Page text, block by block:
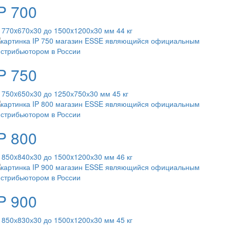
700
770x670х30 до 1500x1200х30 мм 44 кг
750
750x650х30 до 1250х750х30 мм 45 кг
800
850x840х30 до 1500x1200х30 мм 46 кг
900
850х830х30 до 1500x1200х30 мм 45 кг